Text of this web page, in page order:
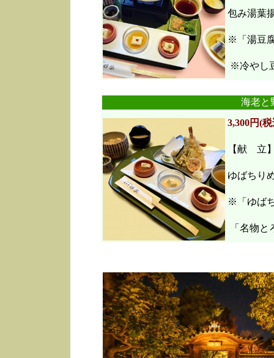
包み湯葉
※「湯豆
※冷やし
海老
3,300円(
【献 立
ゆばちり
※「ゆば
「名物と